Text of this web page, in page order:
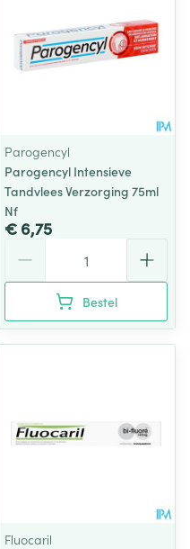
Parogencyl
Parogencyl Intensieve
Tandvlees Verzorging 75ml
Nf
€ 6,75
Bestel
Fluocaril